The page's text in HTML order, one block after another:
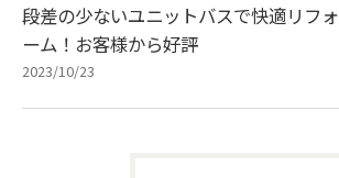
段差の少ないユニットバスで快適リフォ
ーム！お客様から好評
2023/10/23